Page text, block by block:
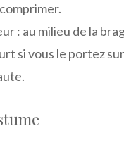
: au milieu de la
si vous le portez